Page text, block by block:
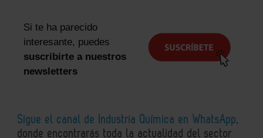
Si te ha parecido
interesante, puedes
suscribirte a nuestros
newsletters
Sigue el canal de Industria Química en WhatsApp,
donde encontrarás toda la actualidad del sector